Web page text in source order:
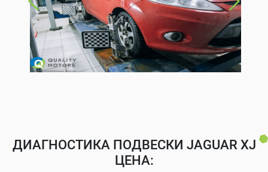
ДИАГНОСТИКА ПОДВЕСКИ JAGUAR XJ
ЦЕНА: